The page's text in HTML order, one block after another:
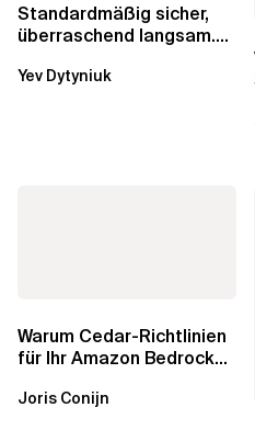
Standardmäßig sicher,
überraschend langsam.
über die RDS...
Yev Dytyniuk
Warum Cedar-Richtlinien
für Ihr Amazon Bedrock
wichtig sind
Joris Conijn